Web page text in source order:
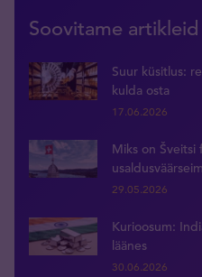
Soovitame artikleid
Suur küsitlus:
kulda osta
17.06.2026
Miks on Šveitsi
29.05.2026
Kurioosum:
läänes
30.06.2026